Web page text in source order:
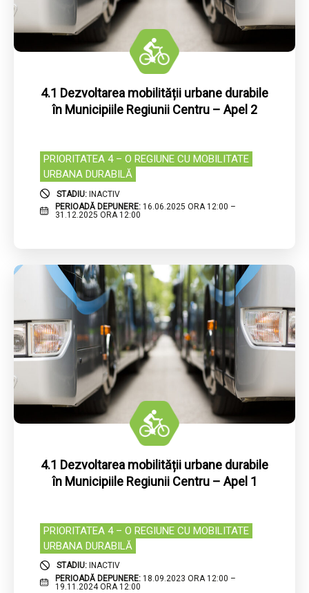
4.1 Dezvoltarea mobilității urbane durabile
în Municipiile Regiunii Centru – Apel 2
PRIORITATEA 4 – O REGIUNE CU MOBILITATE
URBANA DURABILĂ
STADIU: INACTIV
PERIOADĂ DEPUNERE: 16.06.2025 ORA 12:00 –
31.12.2025 ORA 12:00
4.1 Dezvoltarea mobilității urbane durabile
în Municipiile Regiunii Centru – Apel 1
PRIORITATEA 4 – O REGIUNE CU MOBILITATE
URBANA DURABILĂ
STADIU: INACTIV
PERIOADĂ DEPUNERE: 18.09.2023 ORA 12:00 –
19.11.2024 ORA 12:00